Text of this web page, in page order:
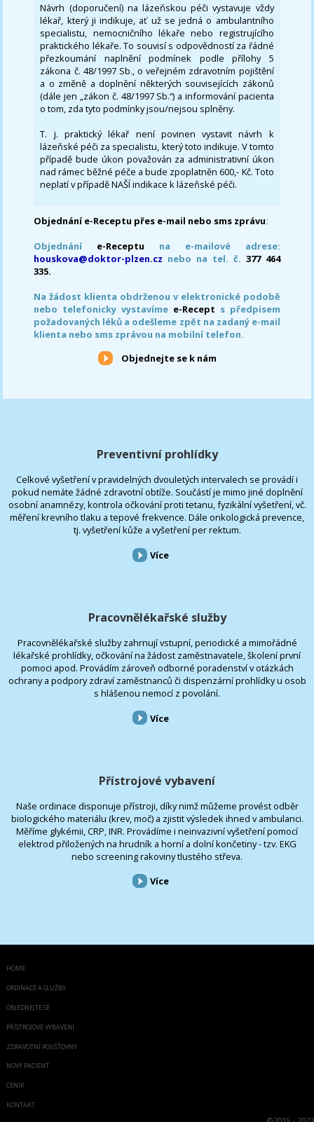
Návrh (doporučení) na lázeňskou péči vystavuje vždy
lékař, který ji indikuje, ať už se jedná o ambulantního
specialistu, nemocničního lékaře nebo registrujícího
praktického lékaře. To souvisí s odpovědností za řádné
přezkoumání naplnění podmínek podle přílohy 5
zákona č. 48/1997 Sb., o veřejném zdravotním pojištění
a o změně a doplnění některých souvisejících zákonů
(dále jen „zákon č. 48/1997 Sb.“) a informování pacienta
o tom, zda tyto podmínky jsou/nejsou splněny.
T. j. praktický lékař není povinen vystavit návrh k
lázeňské péči za specialistu, který toto indikuje. V tomto
případě bude úkon považován za administrativní úkon
nad rámec běžné péče a bude zpoplatněn 600,- Kč. Toto
neplatí v případě NAŠÍ indikace k lázeňské péči.
Objednání e-Receptu přes e-mail nebo sms zprávu:
Objednání e-Receptu na e-mailové adrese:
houskova@doktor-plzen.cz nebo na tel. č. 377 464
335.
Na žádost klienta obdrženou v elektronické podobě
nebo telefonicky vystavíme e-Recept s předpisem
požadovaných léků a odešleme zpět na zadaný e-mail
klienta nebo sms zprávou na mobilní telefon.
Objednejte se k nám
Preventivní prohlídky
Celkové vyšetření v pravidelných dvouletých intervalech se provádí i
pokud nemáte žádné zdravotní obtíže. Součástí je mimo jiné doplnění
osobní anamnézy, kontrola očkování proti tetanu, fyzikální vyšetření, vč.
měření krevního tlaku a tepové frekvence. Dále onkologická prevence,
tj. vyšetření kůže a vyšetření per rektum.
Více
Pracovnělékařské služby
Pracovnělékařské služby zahrnují vstupní, periodické a mimořádné
lékařské prohlídky, očkování na žádost zaměstnavatele, školení první
pomoci apod. Provádím zároveň odborné poradenství v otázkách
ochrany a podpory zdraví zaměstnanců či dispenzární prohlídky u osob
s hlášenou nemocí z povolání.
Více
Přístrojové vybavení
Naše ordinace disponuje přístroji, díky nimž můžeme provést odběr
biologického materiálu (krev, moč) a zjistit výsledek ihned v ambulanci.
Měříme glykémii, CRP, INR. Provádíme i neinvazivní vyšetření pomocí
elektrod přiložených na hrudník a horní a dolní končetiny - tzv. EKG
nebo screening rakoviny tlustého střeva.
Více
HOME
ORDINACE A SLUŽBY
OBJEDNEJTE SE
PŘÍSTROJOVÉ VYBAVENÍ
ZDRAVOTNÍ POJIŠŤOVNY
NOVÝ PACIENT
CENÍK
KONTAKT